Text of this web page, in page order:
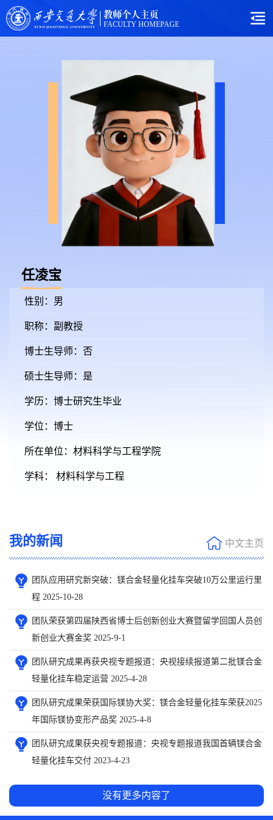
教师个人主页
FACULTY HOMEPAGE
任凌宝
性别：男
职称：副教授
博士生导师：否
硕士生导师：是
学历：博士研究生毕业
学位：博士
所在单位：材料科学与工程学院
学科： 材料科学与工程
我的新闻 中文主页
团队应用研究新突破：镁合金轻量化挂车突破10万公里运行里
程 2025-10-28
团队荣获第四届陕西省博士后创新创业大赛暨留学回国人员创
新创业大赛金奖 2025-9-1
团队研究成果再获央视专题报道：央视接续报道第二批镁合金
轻量化挂车稳定运营 2025-4-28
团队研究成果荣获国际镁协大奖：镁合金轻量化挂车荣获2025
年国际镁协变形产品奖 2025-4-8
团队研究成果获央视专题报道：央视专题报道我国首辆镁合金
轻量化挂车交付 2023-4-23
没有更多内容了